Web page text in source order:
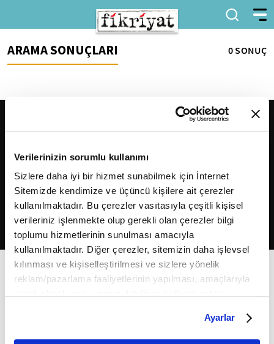
Verilerinizin sorumlu kullanımı
Sizlere daha iyi bir hizmet sunabilmek için İnternet
Sitemizde kendimize ve üçüncü kişilere ait çerezler
kullanılmaktadır. Bu çerezler vasıtasıyla çeşitli kişisel
verileriniz işlenmekte olup gerekli olan çerezler bilgi
toplumu hizmetlerinin sunulması amacıyla
kullanılmaktadır. Diğer çerezler, sitemizin daha işlevsel
kılınması ve kişiselleştirilmesi ve sizlere yönelik
reklam/pazarlama faaliyetlerinin yapılması, amaçlarıyla
belirleyebilirsiniz. Çerezlere ilişkin detaylı bilgi için
Ayarlar butonuna tıklayabilir,Çerez Bilgilendirme
Ayarlar
ARAMA SONUÇLARI 0 SONUÇ
2026Fikriyat. Tüm hakları saklıdır.